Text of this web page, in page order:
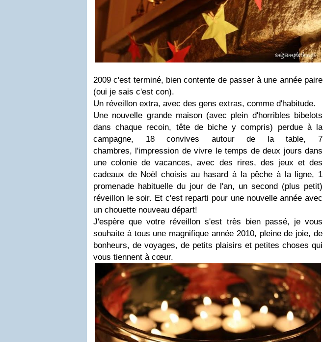
2009 c'est terminé, bien contente de passer à une année paire
(oui je sais c'est con).
Un réveillon extra, avec des gens extras, comme d'habitude.
Une nouvelle grande maison (avec plein d'horribles bibelots
dans chaque recoin, tête de biche y compris) perdue à la
campagne, 18 convives autour de la table, 7
chambres, l'impression de vivre le temps de deux jours dans
une colonie de vacances, avec des rires, des jeux et des
cadeaux de Noël choisis au hasard à la pêche à la ligne, 1
promenade habituelle du jour de l'an, un second (plus petit)
réveillon le soir. Et c'est reparti pour une nouvelle année avec
un chouette nouveau départ!
J'espère que votre réveillon s'est très bien passé, je vous
souhaite à tous une magnifique année 2010, pleine de joie, de
bonheurs, de voyages, de petits plaisirs et petites choses qui
vous tiennent à cœur.